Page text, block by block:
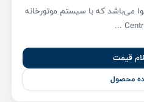
می‌باشد که با سیستم موتورخانه
قیمت
محصول